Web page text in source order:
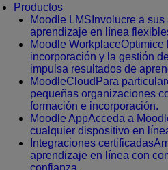
Productos
Moodle LMS Involucre a
aprendizaje en línea
Moodle WorkplaceOptimice
incorporación y la gestión
impulsa resultados de
MoodleCloud Para
pequeñas organizaciones
formación e incorporación.
Moodle AppAcceda a
cualquier dispositivo en
Integraciones certificadas
aprendizaje en línea con
confianza.